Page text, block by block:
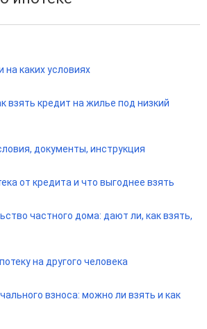
каких условиях
взять кредит на жилье под низкий
документы, инструкция
от кредита и что выгоднее взять
частного дома: дают ли, как взять,
на другого человека
взноса: можно ли взять и как